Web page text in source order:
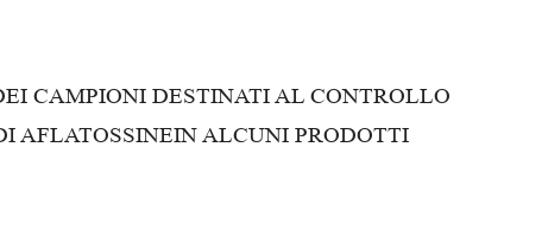
CAMPIONI DESTINATI AL CONTROLLO
AFLATOSSINEIN ALCUNI PRODOTTI